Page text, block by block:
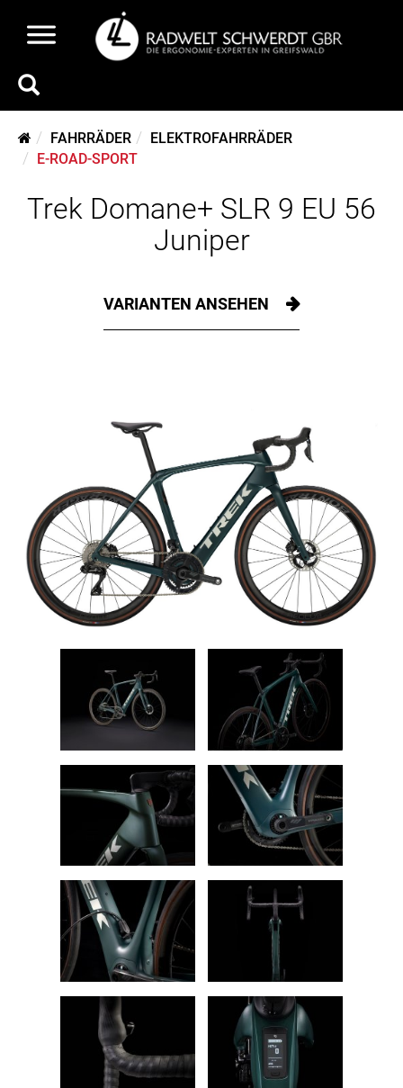
FAHRRÄDER
ELEKTROFAHRRÄDER
E-ROAD-SPORT
Trek Domane+ SLR 9 EU 56
Juniper
VARIANTEN ANSEHEN